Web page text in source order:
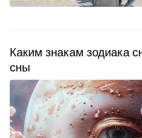
Каким знакам зодиака
сны